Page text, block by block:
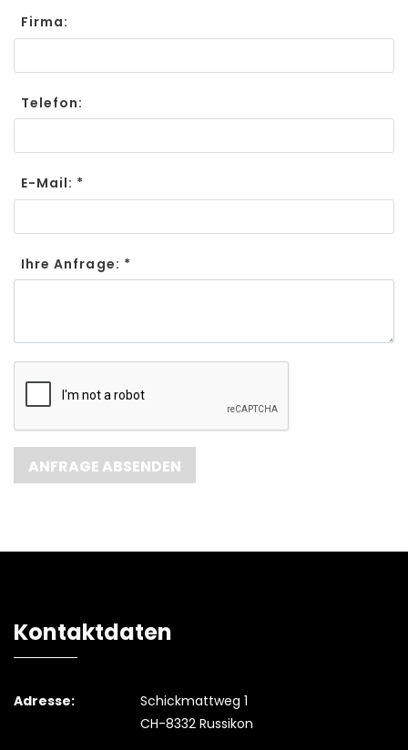
Firma:
Telefon:
E-Mail: *
Ihre Anfrage: *
Kontaktdaten
Adresse:
Schickmattweg 1
CH-8332 Russikon